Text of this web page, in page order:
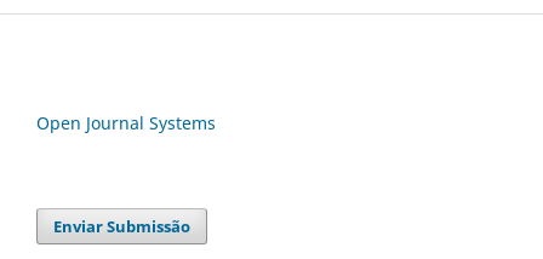
Open Journal Systems
Enviar Submissão